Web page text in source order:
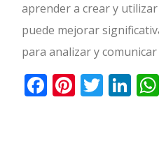
aprender a crear y
puede mejorar
para analizar y
Facebook